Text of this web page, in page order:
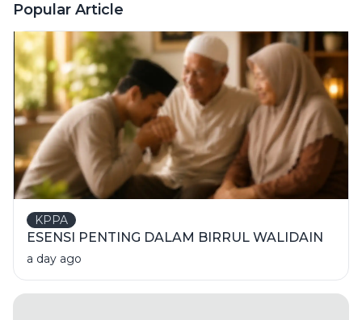
Popular Article
KPPA
ESENSI PENTING DALAM BIRRUL WALIDAIN
a day ago